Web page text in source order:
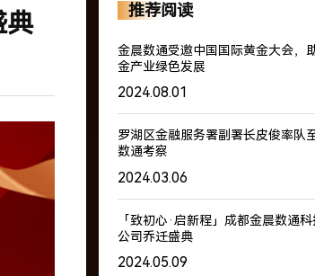
典 推荐阅读
金晨数通受邀中国国际黄金大会，
金产业绿色发展
2024.08.01
罗湖区金融服务署副署长皮俊率队
数通考察
2024.03.06
「致初心·启新程」成都金晨数通
公司乔迁盛典
2024.05.09